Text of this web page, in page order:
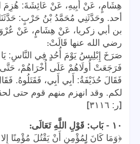
هِشَامٍ، عَنْ أَبِيهِ، عَنْ عَائِشَةَ: هُزِمَ
أحد. وحَدَّثَنِي مُحَمَّدُ بْنُ حَرْبٍ:
بن أبي زكريا، عَنْ هِشَامٍ، عَنْ
رضي الله عنها قَالَتْ:
صَرَخَ إِبْلِيسُ يَوْمَ أُحُدٍ فِي النَّاسِ: يَا
فَرَجَعَتْ أُولَاهُمْ عَلَى أُخْرَاهُمْ، حَتَّى
فَقَالَ حُذَيْفَةُ: أَبِي أَبِي، فَقَتَلُوهُ.
لكم. وقد انهزم منهم قوم حتى
[ر: ٣١١٦ ]
١٠ -بَاب: قَوْلِ اللَّهِ تَعَالَى:
﴿وَمَا كَانَ لِمُؤْمِنٍ أَنْ يَقْتُلَ مُؤْمِنًا